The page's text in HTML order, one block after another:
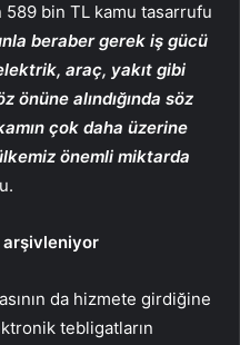
bin TL kamu tasarrufu
beraber gerek iş gücü
araç, yakıt gibi
alındığında söz
çok daha üzerine
önemli miktarda
da hizmete girdiğine
tebligatların